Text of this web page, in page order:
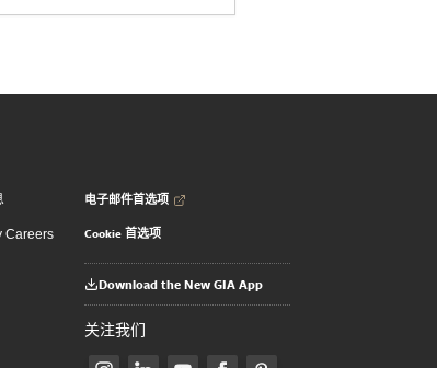
Careers
电子邮件首选项
Cookie 首选项
Download the New GIA App
关注我们